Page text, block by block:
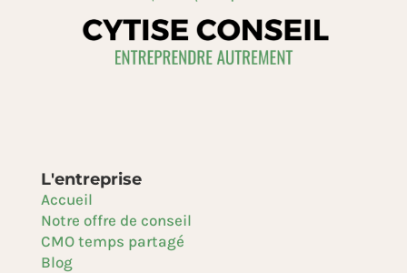
L'entreprise
Accueil
Notre offre de conseil
CMO temps partagé
Blog